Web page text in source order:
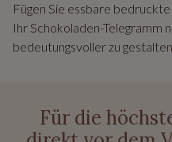
Fügen Sie essbare
Ihr Schokoladen-Telegramm
bedeutungsvoller zu
Für die